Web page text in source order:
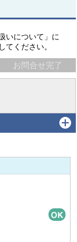
いについて」に
てください。
お問合せ完了